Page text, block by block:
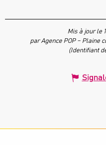
Mis à jour le
par Agence POP – Plaine
(Identifiant